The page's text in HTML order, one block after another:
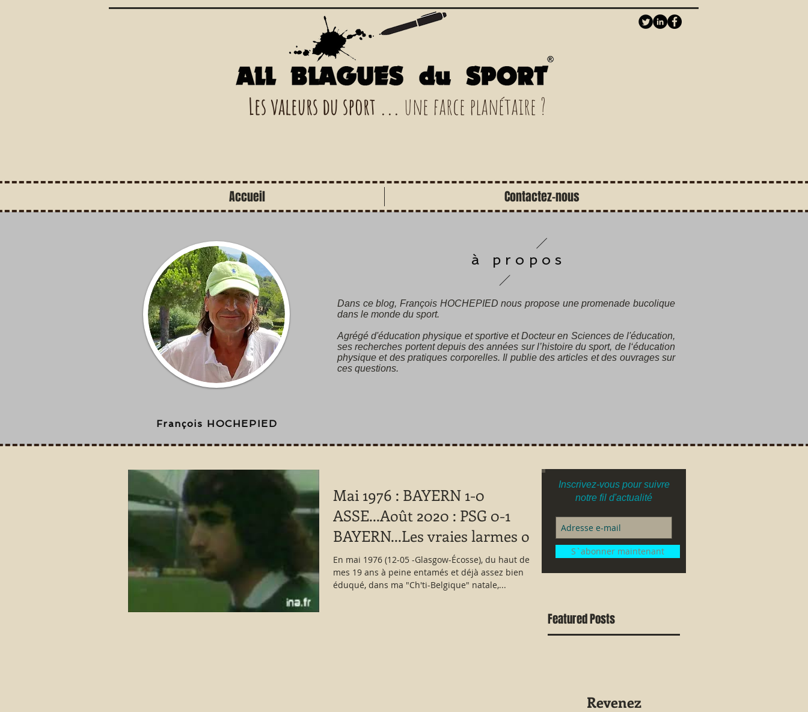
Les valeurs du sport ... une farce planétaire ?
à propos
Dans ce blog, François HOCHEPIED nous propose une promenade bucolique
dans le monde du sport.
Agrégé d'éducation physique et sportive et Docteur en Sciences de l'éducation,
ses recherches portent depuis des années sur l’histoire du sport, de l‘éducation
physique et des pratiques corporelles. Il publie des articles et des ouvrages sur
ces questions.
François HOCHEPIED
Mai 1976 : BAYERN 1-0
ASSE...Août 2020 : PSG 0-1
BAYERN...Les vraies larmes ont
de la mémoire !
En mai 1976 (12-05 -Glasgow-Écosse), du haut de
mes 19 ans à peine entamés et déjà assez bien
éduqué, dans ma "Ch'ti-Belgique" natale,...
Inscrivez-vous pour suivre
notre fil d'actualité
S`abonner maintenant
Featured Posts
Revenez
Accueil Contactez-nous